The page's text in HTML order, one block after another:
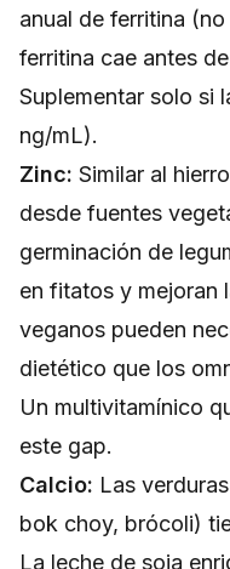
anual de ferritina
ferritina cae antes
Suplementar solo si
ng/mL).
Zinc: Similar al
desde fuentes
germinación de
en fitatos y mejoran
veganos pueden
dietético que los
Un multivitamínico
este gap.
Calcio: Las
bok choy, brócoli)
La leche de soja